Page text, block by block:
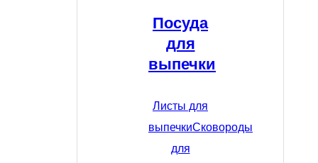
Посуда
для
выпечки
Листы для
выпечкиСковороды
для